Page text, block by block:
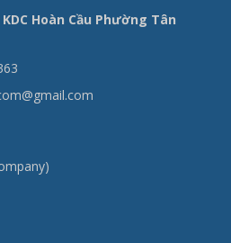
Hoàn Cầu Phường Tân